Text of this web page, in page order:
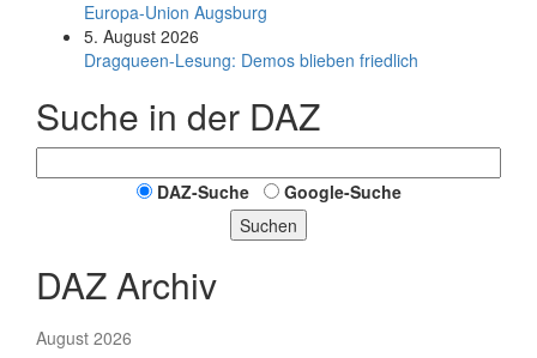
Europa-Union Augsburg
5. August 2026
Dragqueen-Lesung: Demos blieben friedlich
Suche in der DAZ
DAZ-Suche
Google-Suche
Suchen
DAZ Archiv
August 2026